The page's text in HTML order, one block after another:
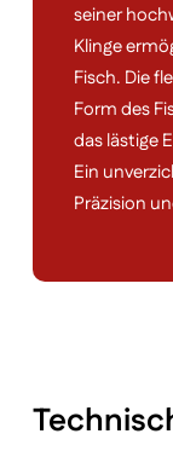
seiner
Klinge
Fisch. Die
Form des
das lästige
Ein
Präzision